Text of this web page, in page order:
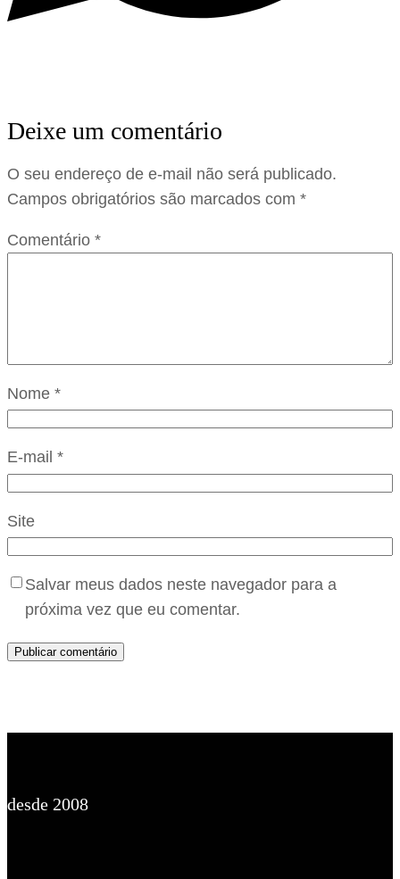
Deixe um comentário
O seu endereço de e-mail não será publicado.
Campos obrigatórios são marcados com *
Comentário *
Nome *
E-mail *
Site
Salvar meus dados neste navegador para a
próxima vez que eu comentar.
desde 2008